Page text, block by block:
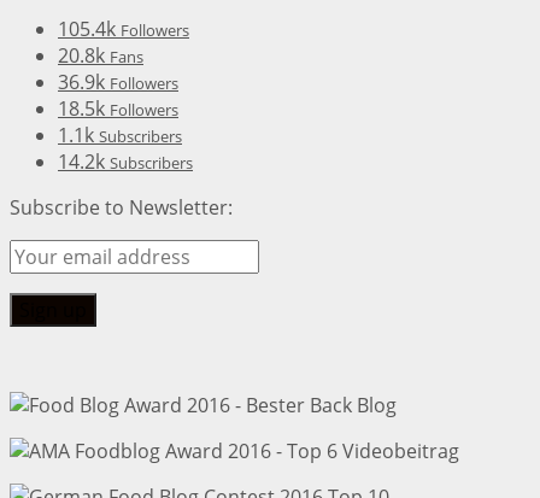
105.4k Followers
20.8k Fans
36.9k Followers
18.5k Followers
1.1k Subscribers
14.2k Subscribers
Subscribe to Newsletter: